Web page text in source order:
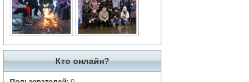
Кто онлайн?